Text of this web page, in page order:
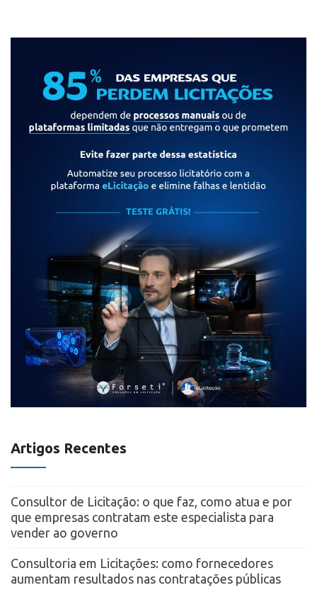
Artigos Recentes
Consultor de Licitação: o que faz, como atua e por
que empresas contratam este especialista para
vender ao governo
Consultoria em Licitações: como fornecedores
aumentam resultados nas contratações públicas